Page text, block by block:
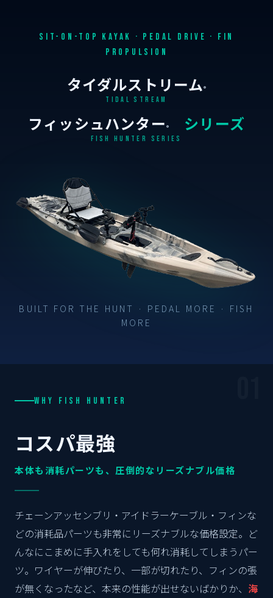
SIT-ON-TOP KAYAK · PEDAL DRIVE · FIN
PROPULSION
タイダルストリーム®
TIDAL STREAM
フィッシュハンター ®シリーズ
FISH HUNTER SERIES
BUILT FOR THE HUNT · PEDAL MORE · FISH
MORE
WHY FISH HUNTER
コスパ最強
本体も消耗パーツも、圧倒的なリーズナブル価格
チェーンアッセンブリ・アイドラーケーブル・フィンな
どの消耗品パーツも非常にリーズナブルな価格設定。ど
んなにこまめに手入れをしても何れ消耗してしまうパー
ツ。ワイヤーが伸びたり、一部が切れたり、フィンの張
が無くなったなど、本来の性能が出せないばかりか、 海